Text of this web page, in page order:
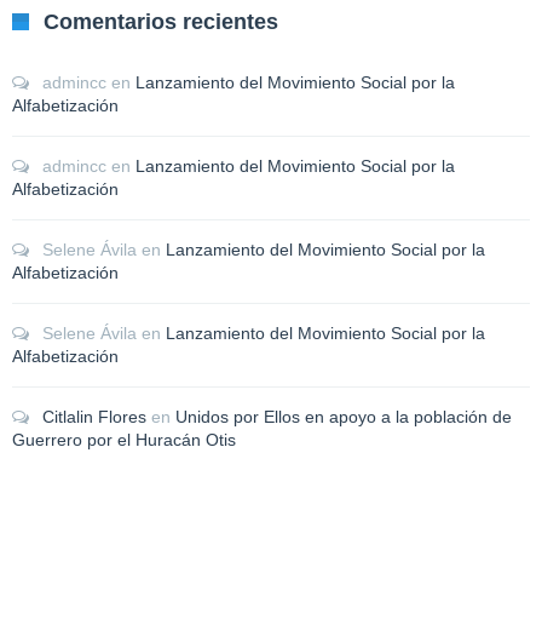
Comentarios recientes
admincc en Lanzamiento del Movimiento Social por la
Alfabetización
admincc en Lanzamiento del Movimiento Social por la
Alfabetización
Selene Ávila en Lanzamiento del Movimiento Social por la
Alfabetización
Selene Ávila en Lanzamiento del Movimiento Social por la
Alfabetización
Citlalin Flores en Unidos por Ellos en apoyo a la población de
Guerrero por el Huracán Otis